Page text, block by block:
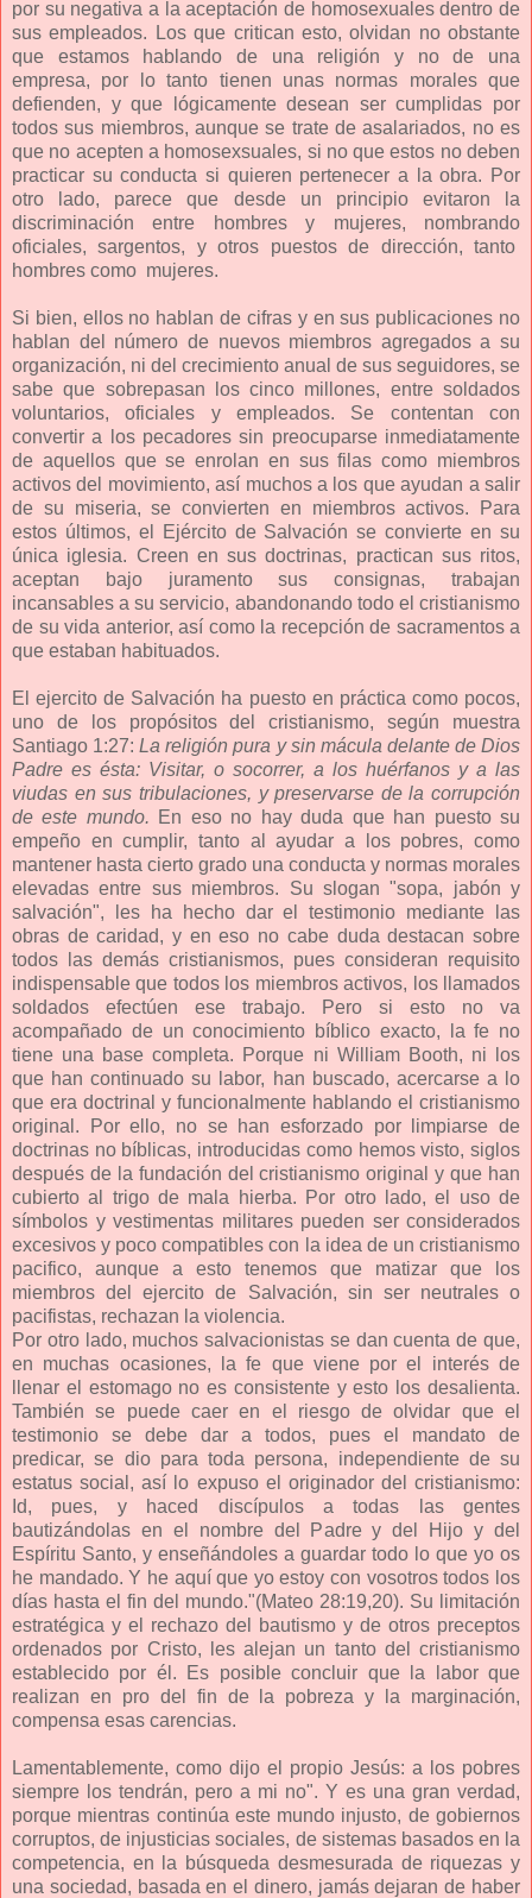
por su negativa a la aceptación de homosexuales dentro de
sus empleados. Los que critican esto, olvidan no obstante
que estamos hablando de una religión y no de una
empresa, por lo tanto tienen unas normas morales que
defienden, y que lógicamente desean ser cumplidas por
todos sus miembros, aunque se trate de asalariados, no es
que no acepten a homosexsuales, si no que estos no deben
practicar su conducta si quieren pertenecer a la obra. Por
otro lado, parece que desde un principio evitaron la
discriminación entre hombres y mujeres, nombrando
oficiales, sargentos, y otros puestos de dirección, tanto
hombres como mujeres.
Si bien, ellos no hablan de cifras y en sus publicaciones no
hablan del número de nuevos miembros agregados a su
organización, ni del crecimiento anual de sus seguidores, se
sabe que sobrepasan los cinco millones, entre soldados
voluntarios, oficiales y empleados. Se contentan con
convertir a los pecadores sin preocuparse inmediatamente
de aquellos que se enrolan en sus filas como miembros
activos del movimiento, así muchos a los que ayudan a salir
de su miseria, se convierten en miembros activos. Para
estos últimos, el Ejército de Salvación se convierte en su
única iglesia. Creen en sus doctrinas, practican sus ritos,
aceptan bajo juramento sus consignas, trabajan
incansables a su servicio, abandonando todo el cristianismo
de su vida anterior, así como la recepción de sacramentos a
que estaban habituados.
El ejercito de Salvación ha puesto en práctica como pocos,
uno de los propósitos del cristianismo, según muestra
Santiago 1:27:La religión pura y sin mácula delante de Dios
Padre es ésta: Visitar, o socorrer, a los huérfanos y a las
viudas en sus tribulaciones, y preservarse de la corrupción
de este mundo. En eso no hay duda que han puesto su
empeño en cumplir, tanto al ayudar a los pobres, como
mantener hasta cierto grado una conducta y normas morales
elevadas entre sus miembros. Su slogan "sopa, jabón y
salvación", les ha hecho dar el testimonio mediante las
obras de caridad, y en eso no cabe duda destacan sobre
todos las demás cristianismos, pues consideran requisito
indispensable que todos los miembros activos, los llamados
soldados efectúen ese trabajo. Pero si esto no va
acompañado de un conocimiento bíblico exacto, la fe no
tiene una base completa. Porque ni William Booth, ni los
que han continuado su labor, han buscado, acercarse a lo
que era doctrinal y funcionalmente hablando el cristianismo
original. Por ello, no se han esforzado por limpiarse de
doctrinas no bíblicas, introducidas como hemos visto, siglos
después de la fundación del cristianismo original y que han
cubierto al trigo de mala hierba. Por otro lado, el uso de
símbolos y vestimentas militares pueden ser considerados
excesivos y poco compatibles con la idea de un cristianismo
pacifico, aunque a esto tenemos que matizar que los
miembros del ejercito de Salvación, sin ser neutrales o
pacifistas, rechazan la violencia.
Por otro lado, muchos salvacionistas se dan cuenta de que,
en muchas ocasiones, la fe que viene por el interés de
llenar el estomago no es consistente y esto los desalienta.
También se puede caer en el riesgo de olvidar que el
testimonio se debe dar a todos, pues el mandato de
predicar, se dio para toda persona, independiente de su
estatus social, así lo expuso el originador del cristianismo:
Id, pues, y haced discípulos a todas las gentes
bautizándolas en el nombre del Padre y del Hijo y del
Espíritu Santo, y enseñándoles a guardar todo lo que yo os
he mandado. Y he aquí que yo estoy con vosotros todos los
días hasta el fin del mundo."(Mateo 28:19,20). Su limitación
estratégica y el rechazo del bautismo y de otros preceptos
ordenados por Cristo, les alejan un tanto del cristianismo
establecido por él. Es posible concluir que la labor que
realizan en pro del fin de la pobreza y la marginación,
compensa esas carencias.
Lamentablemente, como dijo el propio Jesús: a los pobres
siempre los tendrán, pero a mi no". Y es una gran verdad,
porque mientras continúa este mundo injusto, de gobiernos
corruptos, de injusticias sociales, de sistemas basados en la
competencia, en la búsqueda desmesurada de riquezas y
una sociedad, basada en el dinero, jamás dejaran de haber